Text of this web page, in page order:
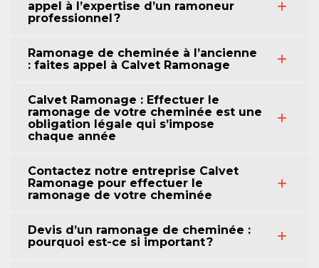
appel à l’expertise d’un ramoneur
professionnel ?
Ramonage de cheminée à l’ancienne
: faites appel à Calvet Ramonage
Calvet Ramonage : Effectuer le
ramonage de votre cheminée est une
obligation légale qui s’impose
chaque année
Contactez notre entreprise Calvet
Ramonage pour effectuer le
ramonage de votre cheminée
Devis d’un ramonage de cheminée :
pourquoi est-ce si important ?